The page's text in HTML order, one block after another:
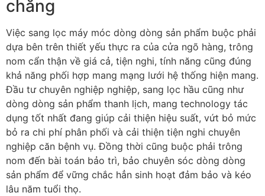
chăng
Việc sang lọc máy móc dòng dòng sản phẩm buộc phải
dựa bên trên thiết yếu thực ra của cửa ngõ hàng, trông
nom cẩn thận về giá cả, tiện nghi, tính năng cũng đúng
khả năng phối hợp mang mạng lưới hệ thống hiện mang.
Đầu tư chuyên nghiệp nghiệp, sang lọc hầu cũng như
dòng dòng sản phẩm thanh lịch, mang technology tác
dụng tốt nhất đang giúp cải thiện hiệu suất, vứt bỏ mức
bỏ ra chi phí phân phối và cải thiện tiện nghi chuyên
nghiệp căn bệnh vụ. Đồng thời cũng buộc phải trông
nom đến bài toán bảo trì, bảo chuyên sóc dòng dòng
sản phẩm để vững chắc hẳn sinh hoạt đảm bảo và kéo
lâu năm tuổi thọ.